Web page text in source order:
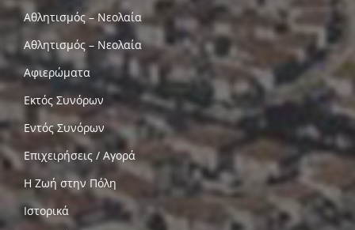
Αθλητισμός – Νεολαία
Αθλητισμός – Νεολαία
Αφιερώματα
Εκτός Συνόρων
Εντός Συνόρων
Επιχειρήσεις / Αγορά
Η Ζωή στην Πόλη
Ιστορικά